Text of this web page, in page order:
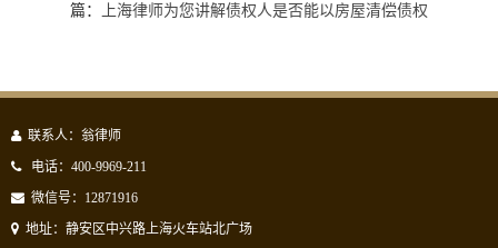
篇：
上海律师为您讲解债权人是否能以房屋清偿债权
联系人：翁律师
电话：400-9969-211
微信号：12871916
地址：静安区中兴路上海火车站北广场